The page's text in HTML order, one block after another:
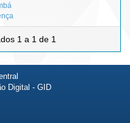
1 a 1 de 1
Digital - GID